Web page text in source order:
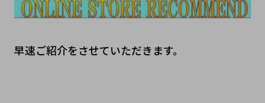
早速ご紹介をさせていただきます。